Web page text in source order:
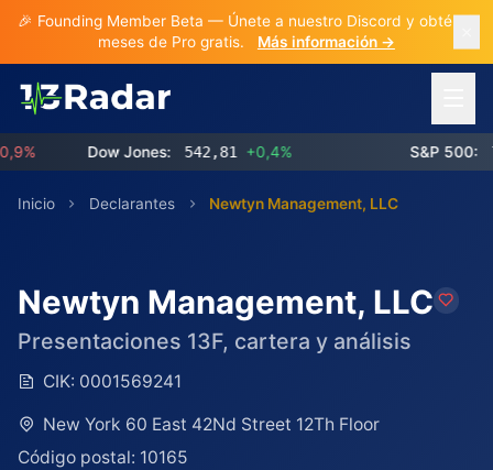
🎉 Founding Member Beta — Únete a nuestro Discord y obtén 3
meses de Pro gratis.
Más información →
Dow Jones: 542,81 +0,4% S&P 500:
Inicio Declarantes Newtyn Management, LLC
Newtyn Management, LLC
Presentaciones 13F, cartera y análisis
CIK: 0001569241
New York 60 East 42Nd Street 12Th Floor
Código postal: 10165